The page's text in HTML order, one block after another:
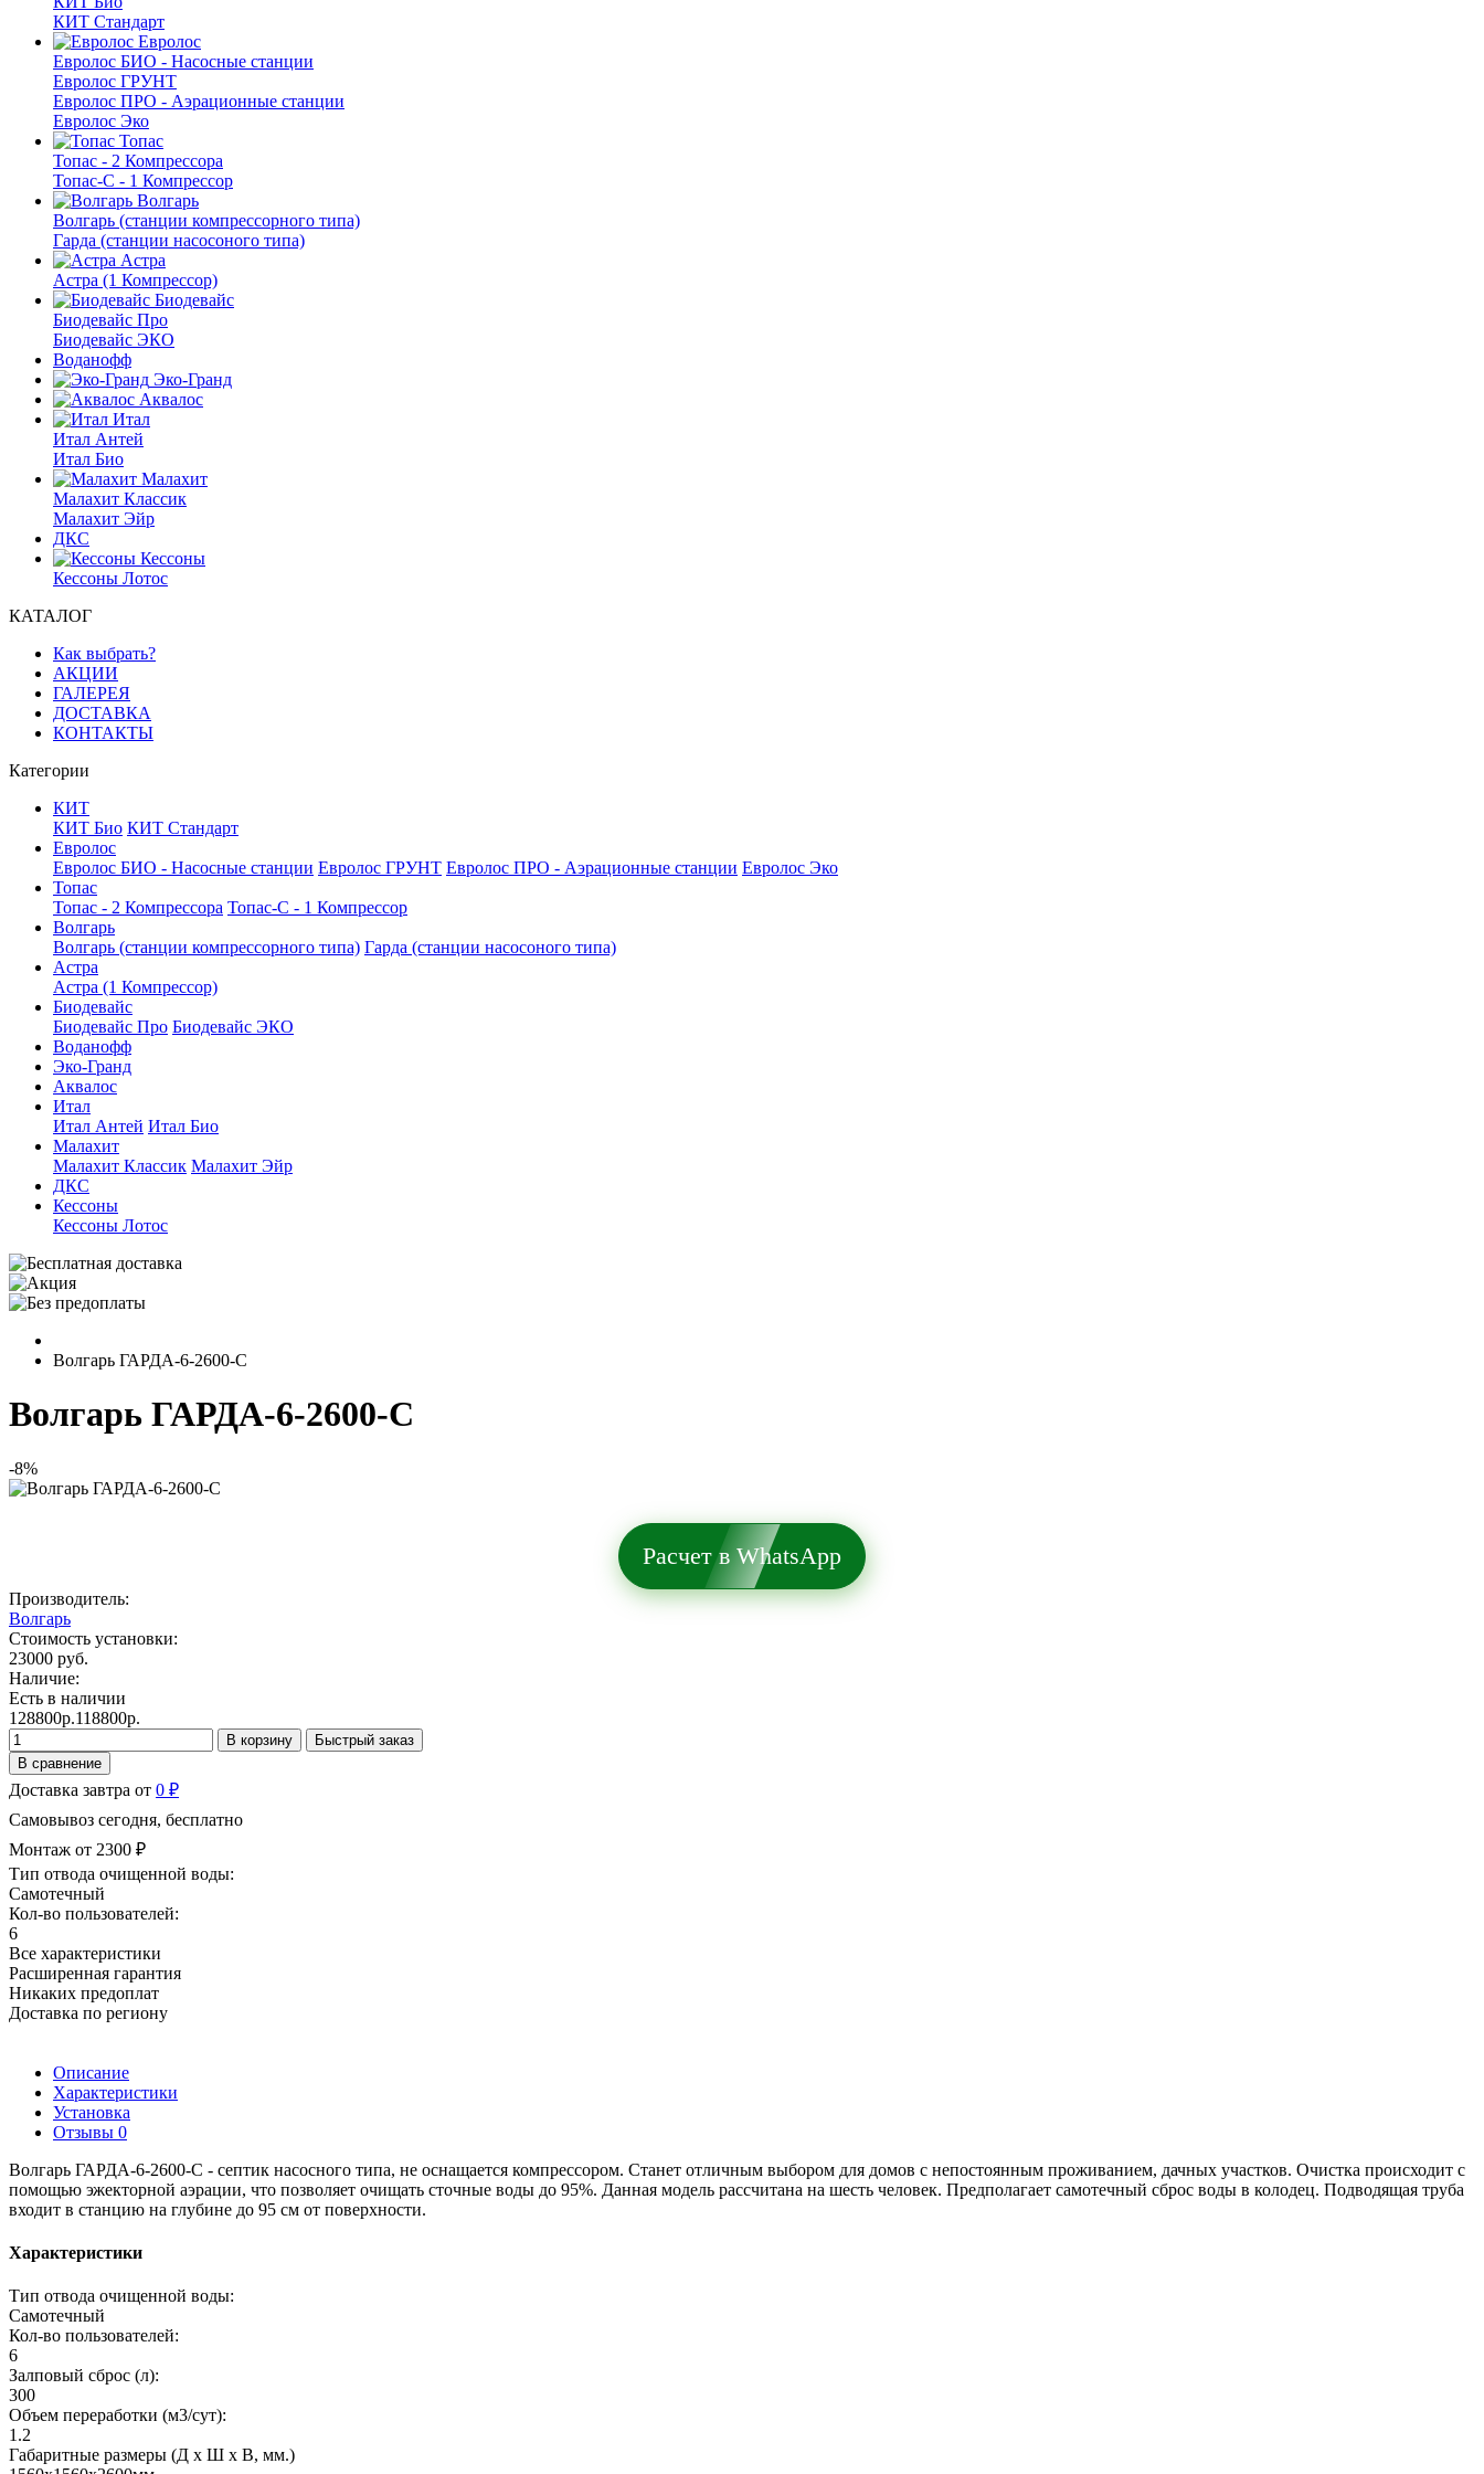
КИТ Стандарт
Евролос
Евролос БИО - Насосные станции
Евролос ГРУНТ
Евролос ПРО - Аэрационные станции
Евролос Эко
Топас
Топас - 2 Компрессора
Топас-С - 1 Компрессор
Волгарь
Волгарь (станции компрессорного типа)
Гарда (станции насосоного типа)
Астра
Астра (1 Компрессор)
Биодевайс
Биодевайс Про
Биодевайс ЭКО
Воданофф
Эко-Гранд
Аквалос
Итал
Итал Антей
Итал Био
Малахит
Малахит Классик
Малахит Эйр
ДКС
Кессоны
Кессоны Лотос
КАТАЛОГ
Как выбрать?
АКЦИИ
ГАЛЕРЕЯ
ДОСТАВКА
КОНТАКТЫ
Категории
КИТ
КИТ Био КИТ Стандарт
Евролос
Евролос БИО - Насосные станции Евролос ГРУНТ Евролос ПРО - Аэрационные станции Евролос Эко
Топас
Топас - 2 Компрессора Топас-С - 1 Компрессор
Волгарь
Волгарь (станции компрессорного типа) Гарда (станции насосоного типа)
Астра
Астра (1 Компрессор)
Биодевайс
Биодевайс Про Биодевайс ЭКО
Воданофф
Эко-Гранд
Аквалос
Итал
Итал Антей Итал Био
Малахит
Малахит Классик Малахит Эйр
ДКС
Кессоны
Кессоны Лотос
Волгарь ГАРДА-6-2600-С
Волгарь ГАРДА-6-2600-С
-8%
Расчет в WhatsApp
Производитель:
Волгарь
Стоимость установки:
23000 руб.
Наличие:
Есть в наличии
128800р.118800р.
В корзину
Быстрый заказ
В сравнение
Доставка завтра от 0 ₽
Самовывоз сегодня, бесплатно
Монтаж от 2300 ₽
Тип отвода очищенной воды:
Самотечный
Кол-во пользователей:
6
Все характеристики
Расширенная гарантия
Никаких предоплат
Доставка по региону
Описание
Характеристики
Установка
Отзывы 0
Волгарь ГАРДА-6-2600-С - септик насосного типа, не оснащается компрессором. Станет отличным выбором для домов с непостоянным проживанием, дачных участков. Очистка происходит с
помощью эжекторной аэрации, что позволяет очищать сточные воды до 95%. Данная модель рассчитана на шесть человек. Предполагает самотечный сброс воды в колодец. Подводящая труба
входит в станцию на глубине до 95 см от поверхности.
Характеристики
Тип отвода очищенной воды:
Самотечный
Кол-во пользователей:
6
Залповый сброс (л):
300
Объем переработки (м3/сут):
1.2
Габаритные размеры (Д х Ш х В, мм.)